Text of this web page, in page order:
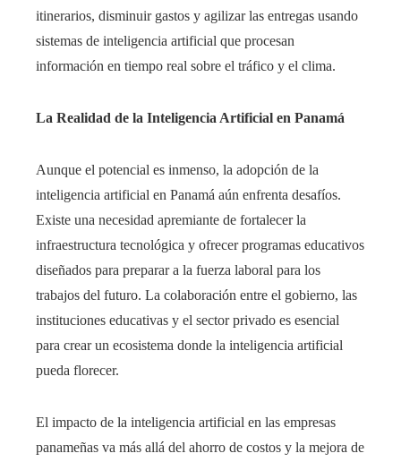
itinerarios, disminuir gastos y agilizar las entregas usando
sistemas de inteligencia artificial que procesan
información en tiempo real sobre el tráfico y el clima.
La Realidad de la Inteligencia Artificial en Panamá
Aunque el potencial es inmenso, la adopción de la
inteligencia artificial en Panamá aún enfrenta desafíos.
Existe una necesidad apremiante de fortalecer la
infraestructura tecnológica y ofrecer programas educativos
diseñados para preparar a la fuerza laboral para los
trabajos del futuro. La colaboración entre el gobierno, las
instituciones educativas y el sector privado es esencial
para crear un ecosistema donde la inteligencia artificial
pueda florecer.
El impacto de la inteligencia artificial en las empresas
panameñas va más allá del ahorro de costos y la mejora de